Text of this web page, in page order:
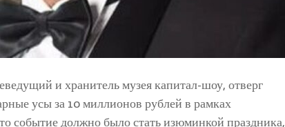
и хранитель музея капитал-шоу, отверг
усы за 10 миллионов рублей в рамках
событие должно было стать изюминкой праздника,